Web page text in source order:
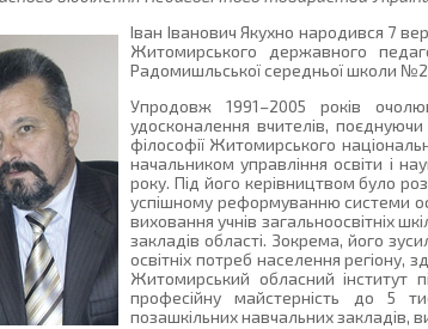
Іван Іванович Якухно народився 7
Житомирського державного
Радомишльської середньої школи
Упродовж 1991–2005 років
удосконалення вчителів,
філософії Житомирського
начальником управління освіти і
року. Під його керівництвом було
успішному реформуванню системи
виховання учнів загальноосвітніх
закладів області. Зокрема, його
освітніх потреб населення регіону,
Житомирський обласний інститут
професійну майстерність до 5
позашкільних навчальних закладів,